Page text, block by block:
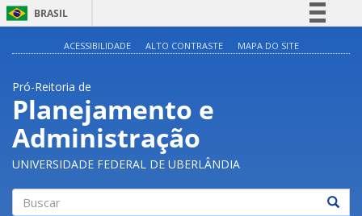
BRASIL
Acesso à informação
ACESSIBILIDADE ALTO CONTRASTE MAPA DO SITE
Pró-Reitoria de
Planejamento e
Administração
UNIVERSIDADE FEDERAL DE UBERLÂNDIA